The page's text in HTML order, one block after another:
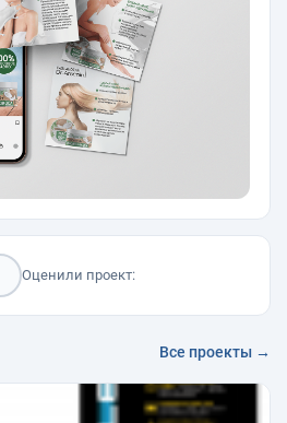
Оценили проект:
Все проекты →